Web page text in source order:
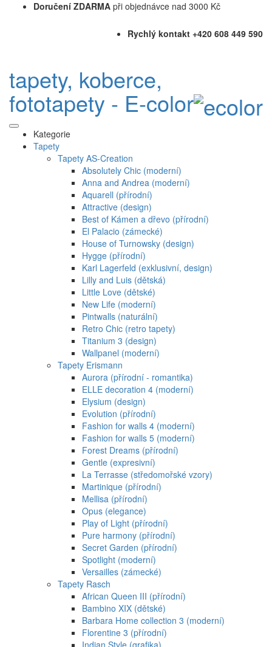
Doručení ZDARMA při objednávce nad 3000 Kč
Rychlý kontakt +420 608 449 590
tapety, koberce,
fototapety - E-color
Kategorie
Tapety
Tapety AS-Creation
Absolutely Chic (moderní)
Anna and Andrea (moderní)
Aquarell (přírodní)
Attractive (design)
Best of Kámen a dřevo (přírodní)
El Palacio (zámecké)
House of Turnowsky (design)
Hygge (přírodní)
Karl Lagerfeld (exklusivní, design)
Lilly and Luis (dětská)
Little Love (dětské)
New Life (moderní)
Pintwalls (naturální)
Retro Chic (retro tapety)
Titanium 3 (design)
Wallpanel (moderní)
Tapety Erismann
Aurora (přírodní - romantika)
ELLE decoration 4 (moderní)
Elysium (design)
Evolution (přírodní)
Fashion for walls 4 (moderní)
Fashion for walls 5 (moderní)
Forest Dreams (přírodní)
Gentle (expresivní)
La Terrasse (středomořské vzory)
Martinique (přírodní)
Mellisa (přírodní)
Opus (elegance)
Play of Light (přírodní)
Pure harmony (přírodní)
Secret Garden (přírodní)
Spotlight (moderní)
Versailles (zámecké)
Tapety Rasch
African Queen III (přírodní)
Bambino XIX (dětské)
Barbara Home collection 3 (moderní)
Florentine 3 (přírodní)